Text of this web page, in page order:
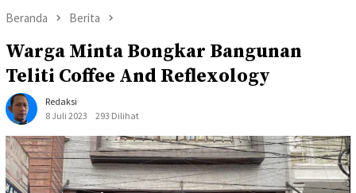
Beranda Berita
Warga Minta Bongkar Bangunan
Teliti Coffee And Reflexology
Redaksi
8 Juli 2023
293 Dilihat